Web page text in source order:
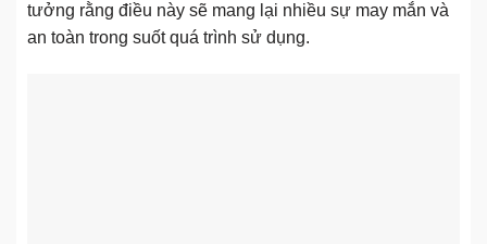
tưởng rằng điều này sẽ mang lại nhiều sự may mắn và
an toàn trong suốt quá trình sử dụng.